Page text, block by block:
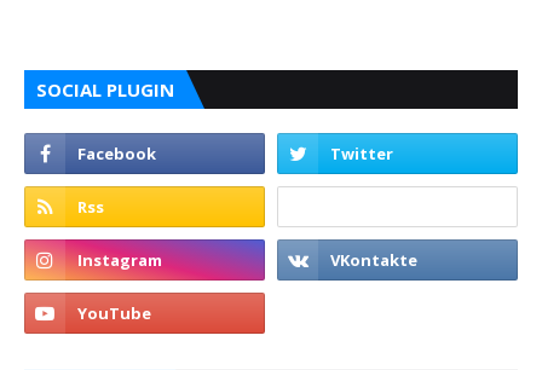
SOCIAL PLUGIN